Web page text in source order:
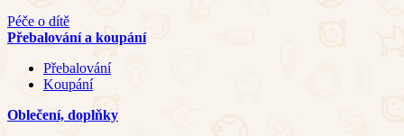
Péče o dítě
Přebalování a koupání
Přebalování
Koupání
Oblečení, doplňky